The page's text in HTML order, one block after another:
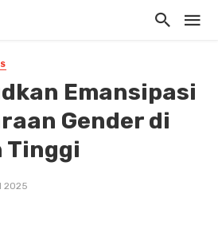
Emansipasi
Gender di
Tinggi
2025